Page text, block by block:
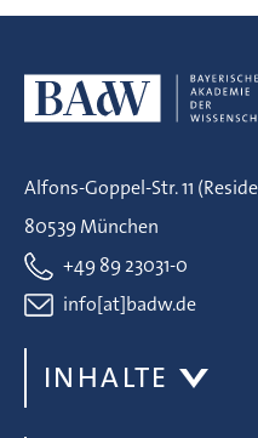
Alfons-Goppel-Str. 11
80539 München
+49 89 23031-0
info[at]badw.de
INHALTE